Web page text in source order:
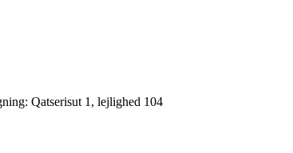
Qatserisut 1, lejlighed 104